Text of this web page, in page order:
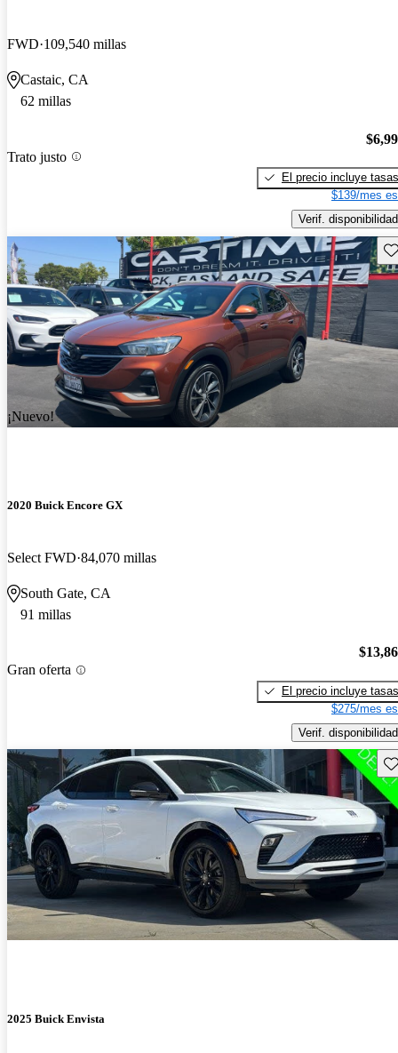
FWD 109,540 millas
Castaic, CA
62 millas
Trato justo
El precio incluye tasas
$139/mes
Verif. disponibilidad
¡Nuevo!
2020 Buick Encore GX
Select FWD 84,070 millas
South Gate, CA
91 millas
Gran oferta
El precio incluye tasas
$275/mes
Verif. disponibilidad
2025 Buick Envista